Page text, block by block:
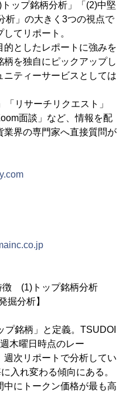
ップ銘柄分析」「(2)中堅
析」の大きく3つの視点で
てリポート。
としたレポートに強みを
を独自にピックアップし
ティーサービスとしては
「リサーチリクエスト」
面談」など、情報を配
界の専門家へ直接質問が
徴 (1)トップ銘柄分析
掘分析】
プ銘柄」と定義。TSUDOI
木曜日時点のレー
週次リポートで分析してい
入れ変わる傾向にある。
中にトークン価格が最も高